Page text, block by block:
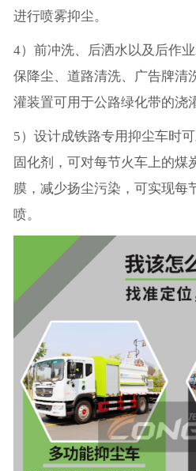
进行喷雾抑尘。
4）前冲洗、后洒水以及后作
保降尘、道路清洗、广告牌清
灌装置可用于公路绿化带的浇
5）设计成铁路专用抑尘车时
固化剂，可对每节火车上的煤
膜，减少扬尘污染，可实现每
喷。